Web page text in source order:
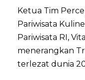
Ketua Tim
Pariwisata
Pariwisata RI,
menerangkan
terlezat dunia